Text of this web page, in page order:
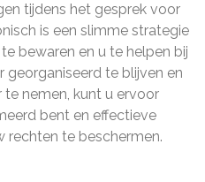
tijdens het gesprek voor
is een slimme strategie
bewaren en u te helpen bij
georganiseerd te blijven en
nemen, kunt u ervoor
bent en effectieve
rechten te beschermen.